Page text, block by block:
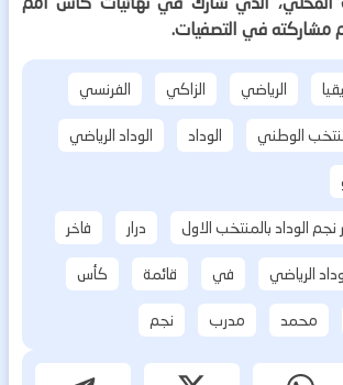
مشاركته في التصفيات.
الرياضي الزاكي
الفرنسي
الوطني الوداد
الوداد الرياضي
الوداد بالمنتخب الاول
درار
فاخر
الرياضي في قائمة
كأس
محمد مدرب نجم